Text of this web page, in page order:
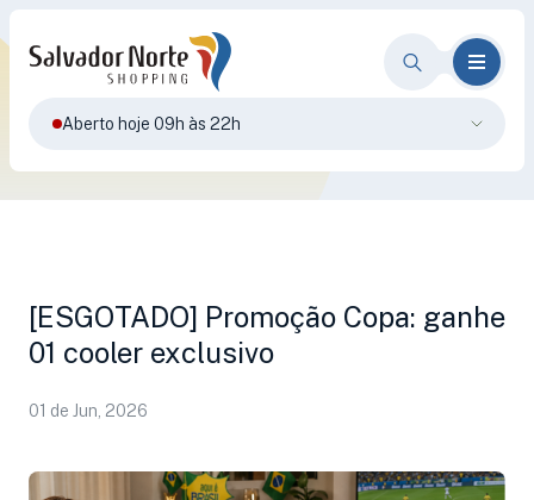
Aberto hoje 09h às 22h
[ESGOTADO] Promoção Copa: ganhe
01 cooler exclusivo
01 de Jun, 2026